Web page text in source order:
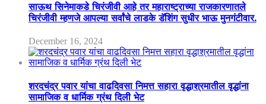
साऊथ सिनेमाकडे चिरंजीवी आहे तर महाराष्ट्राच्या राजकारणातले
चिरंजीवी म्हणजे आपल्या सर्वांचे लाडके डॅशिंग सुधीर भाऊ मुनगंटीवार.
December 16, 2024
शरदचंद्र पवार यांचा वाढदिवसा निमत्त सहारा वृद्धाश्रमातील वृद्धांना
सामाजिक व धार्मिक ग्रंथ दिली भेट